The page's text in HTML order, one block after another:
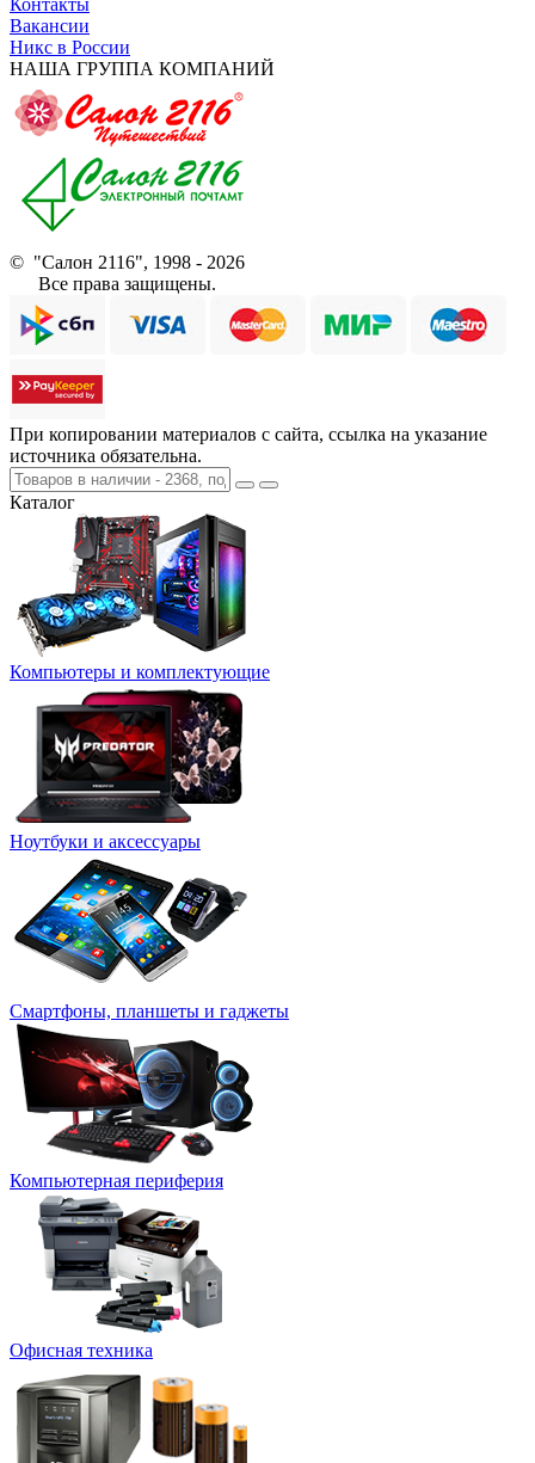
Контакты
Вакансии
Никс в России
НАША ГРУППА КОМПАНИЙ
© "Салон 2116", 1998 - 2026
Все права защищены.
При копировании материалов с сайта, ссылка на указание
источника обязательна.
Каталог
Компьютеры и комплектующие
Ноутбуки и аксессуары
Смартфоны, планшеты и гаджеты
Компьютерная периферия
Офисная техника